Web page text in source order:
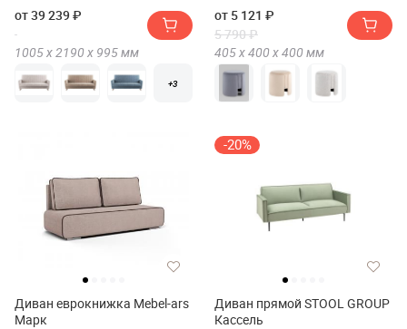
от 39 239 ₽
1005 х2190 х 995мм
+3
от 5 121 ₽
5 790 ₽
405 х400 х400 мм
Диван еврокнижка Mebel-ars
Марк
-20%
Диван прямой STOOL GROUP
Кассель